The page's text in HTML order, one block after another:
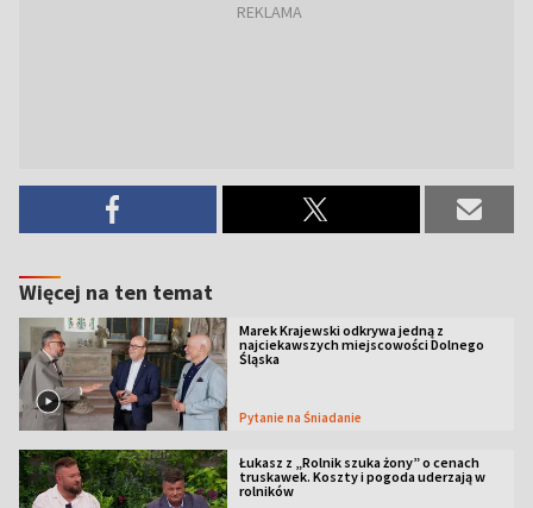
Więcej na ten temat
Marek Krajewski odkrywa jedną z
najciekawszych miejscowości Dolnego
Śląska
Pytanie na Śniadanie
Łukasz z „Rolnik szuka żony” o cenach
truskawek. Koszty i pogoda uderzają w
rolników